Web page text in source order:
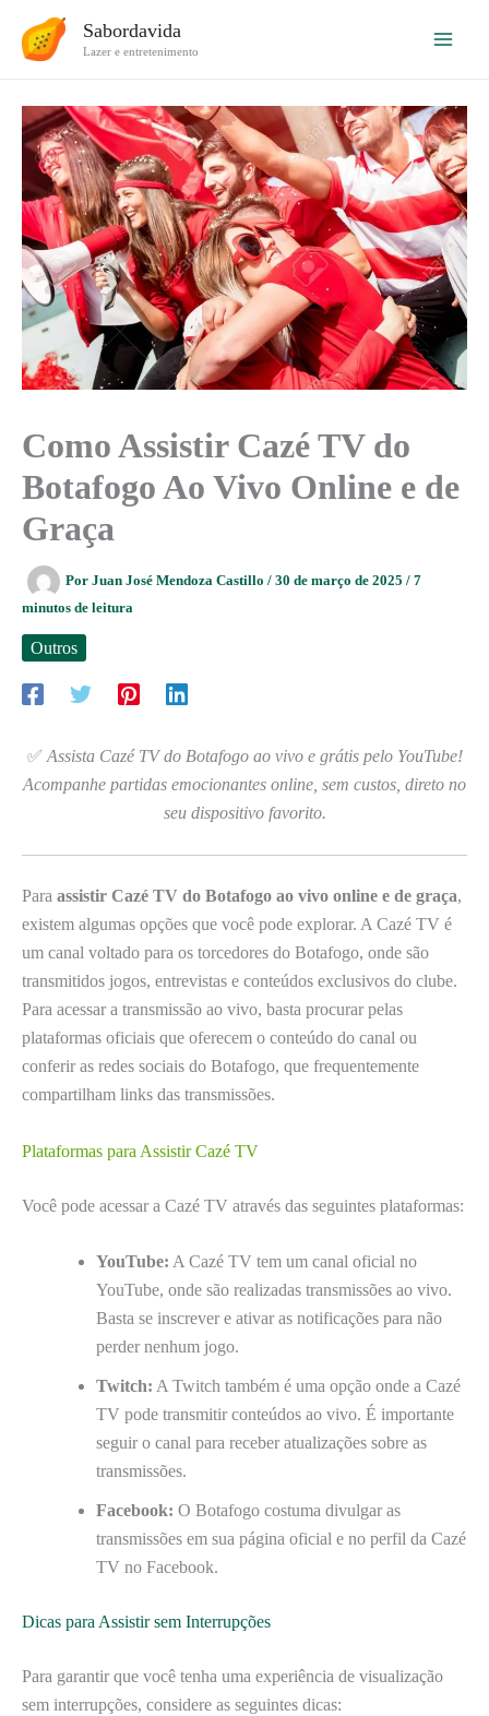
para
Sabordavida
Lazer e entretenimento
Como Assistir Cazé TV do
Botafogo Ao Vivo Online e de
Graça
Por Juan José Mendoza Castillo / 30 de março de 2025 / 7
minutos de leitura
Outros
✅ Assista Cazé TV do Botafogo ao vivo e grátis pelo YouTube!
Acompanhe partidas emocionantes online, sem custos, direto no
seu dispositivo favorito.
Para assistir Cazé TV do Botafogo ao vivo online e de graça,
existem algumas opções que você pode explorar. A Cazé TV é
um canal voltado para os torcedores do Botafogo, onde são
transmitidos jogos, entrevistas e conteúdos exclusivos do clube.
Para acessar a transmissão ao vivo, basta procurar pelas
plataformas oficiais que oferecem o conteúdo do canal ou
conferir as redes sociais do Botafogo, que frequentemente
compartilham links das transmissões.
Plataformas para Assistir Cazé TV
Você pode acessar a Cazé TV através das seguintes plataformas:
YouTube: A Cazé TV tem um canal oficial no
YouTube, onde são realizadas transmissões ao vivo.
Basta se inscrever e ativar as notificações para não
perder nenhum jogo.
Twitch: A Twitch também é uma opção onde a Cazé
TV pode transmitir conteúdos ao vivo. É importante
seguir o canal para receber atualizações sobre as
transmissões.
Facebook: O Botafogo costuma divulgar as
transmissões em sua página oficial e no perfil da Cazé
TV no Facebook.
Dicas para Assistir sem Interrupções
Para garantir que você tenha uma experiência de visualização
sem interrupções, considere as seguintes dicas: